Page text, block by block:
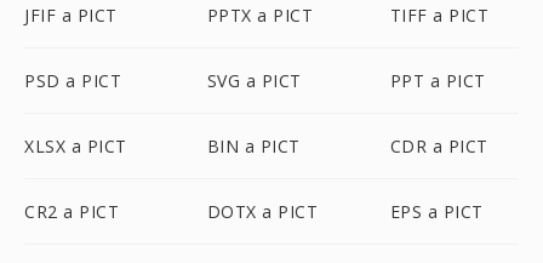
JFIF a PICT PPTX a PICT TIFF a PICT
PSD a PICT SVG a PICT PPT a PICT
XLSX a PICT BIN a PICT CDR a PICT
CR2 a PICT DOTX a PICT EPS a PICT